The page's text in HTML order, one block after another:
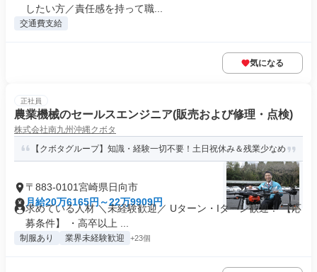
したい方／責任感を持って職...
交通費支給
気になる
正社員
農業機械のセールスエンジニア(販売および修理・点検)
株式会社南九州沖縄クボタ
【クボタグループ】知識・経験一切不要！土日祝休み＆残業少なめ
〒883-0101宮崎県日向市
月給20万6165円～22万9909円
求めている人材 ＼未経験歓迎／ Uターン・Iターン歓迎！ 【応
募条件】 ・高卒以上 ...
制服あり 業界未経験歓迎 +23個